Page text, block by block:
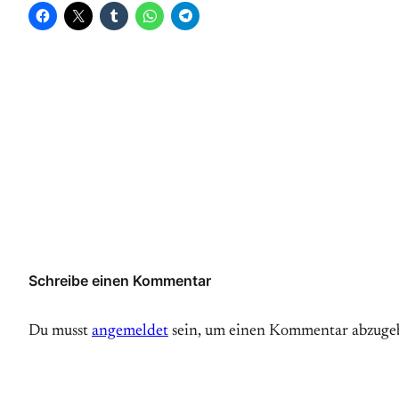
Schreibe einen Kommentar
Du musst angemeldet sein, um einen Kommentar